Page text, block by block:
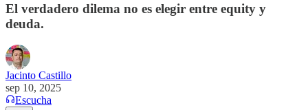
El verdadero dilema no es elegir entre equity y
deuda.
Jacinto Castillo
sep 10, 2025
Escucha